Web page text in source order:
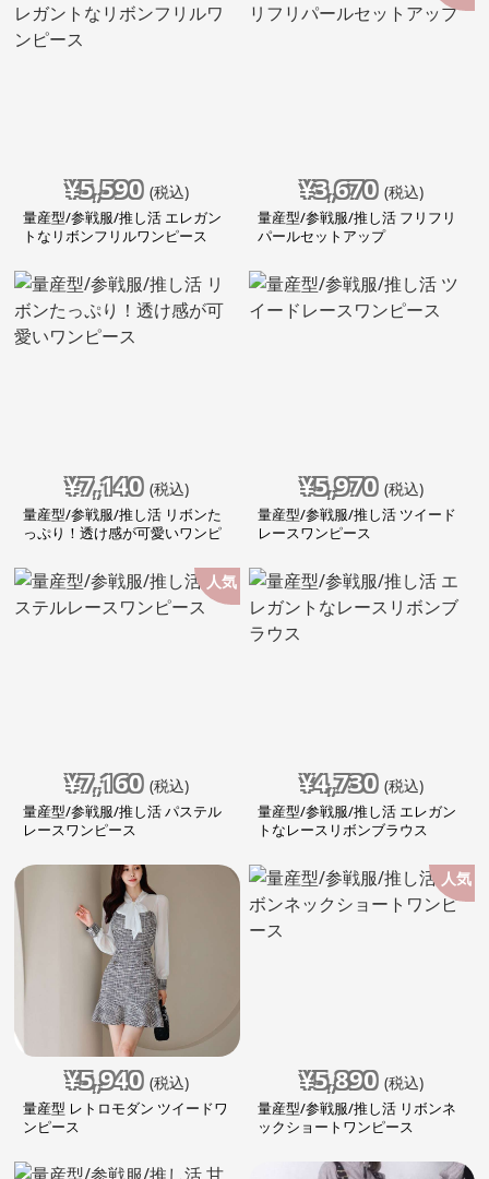
¥5,590 (税込)
量産型/参戦服/推し活 エレガン
トなリボンフリルワンピース
¥3,670 (税込)
量産型/参戦服/推し活 フリフリ
パールセットアップ
¥7,140 (税込)
量産型/参戦服/推し活 リボンた
っぷり！透け感が可愛いワンピ
¥5,970 (税込)
量産型/参戦服/推し活 ツイード
レースワンピース
人気
¥7,160 (税込)
量産型/参戦服/推し活 パステル
レースワンピース
¥4,730 (税込)
量産型/参戦服/推し活 エレガン
トなレースリボンブラウス
¥5,940 (税込)
量産型 レトロモダン ツイードワ
ンピース
人気
¥5,890 (税込)
量産型/参戦服/推し活 リボンネ
ックショートワンピース